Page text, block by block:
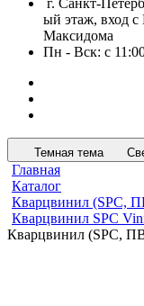
г. Санкт-
ый этаж, вход с
Максидома
Пн - Вск: с
Темная тема
Главная
Каталог
Кварцвинил (SPC,
Кварцвинил SPC
Кварцвинил (SPC,